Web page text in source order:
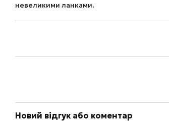
невеликими ланками.
Новий відгук або коментар